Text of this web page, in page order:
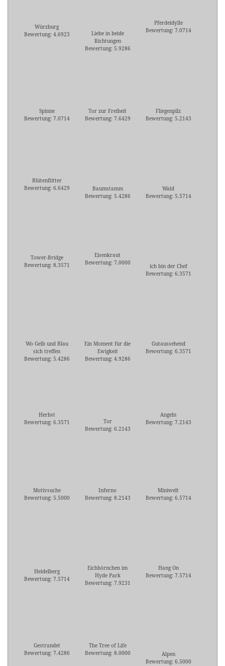
Würzburg
Bewertung: 4.6923
Liebe in beide
Richtungen
Bewertung: 5.9286
Pferdeidylle
Bewertung: 7.0714
Spinne
Bewertung: 7.0714
Tor zur Freiheit
Bewertung: 7.6429
Fliegenpilz
Bewertung: 5.2143
Blütenflitter
Bewertung: 6.6429
Baumstamm
Bewertung: 5.4286
Wald
Bewertung: 5.5714
Tower-Bridge
Bewertung: 8.3571
Eisenkraut
Bewertung: 7.0000
ich bin der Chef
Bewertung: 6.3571
Wo Gelb und Blau
sich treffen
Bewertung: 5.4286
Ein Moment für die
Ewigkeit
Bewertung: 4.9286
Gutaussehend
Bewertung: 6.3571
Herbst
Bewertung: 6.3571
Tor
Bewertung: 6.2143
Angeln
Bewertung: 7.2143
Motivsuche
Bewertung: 5.5000
Inferno
Bewertung: 8.2143
Miniwelt
Bewertung: 6.5714
Heidelberg
Bewertung: 7.5714
Eichhörnchen im
Hyde Park
Bewertung: 7.9231
Hang On
Bewertung: 7.5714
Gestrandet
Bewertung: 7.4286
The Tree of Life
Bewertung: 8.0000
Alpen
Bewertung: 6.5000